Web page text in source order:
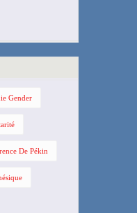
Gender
De Pékin